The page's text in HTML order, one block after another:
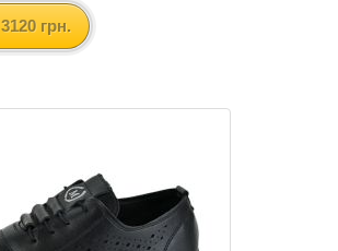
3120 грн.